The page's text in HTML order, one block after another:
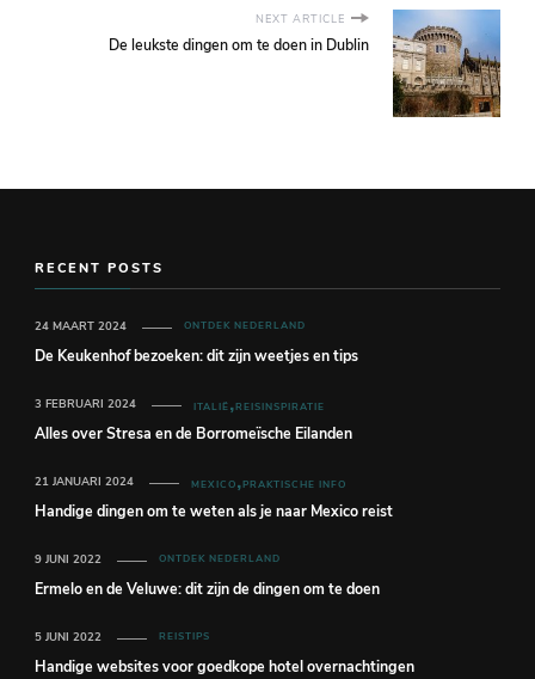
NEXT ARTICLE
De leukste dingen om te doen in Dublin
RECENT POSTS
ONTDEK NEDERLAND
De Keukenhof bezoeken: dit zijn weetjes en tips
24 MAART 2024
ITALIË REISINSPIRATIE
Alles over Stresa en de Borromeïsche Eilanden
3 FEBRUARI 2024
MEXICO PRAKTISCHE INFO
Handige dingen om te weten als je naar Mexico reist
21 JANUARI 2024
ONTDEK NEDERLAND
Ermelo en de Veluwe: dit zijn de dingen om te doen
9 JUNI 2022
REISTIPS
Handige websites voor goedkope hotel overnachtingen
5 JUNI 2022